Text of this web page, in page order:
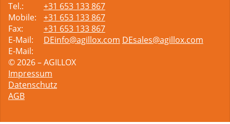
Tel.:
+31 653 133 867
Mobile:
+31 653 133 867
Fax:
+31 653 133 867
E-Mail:
DEinfo@agillox.com
E-Mail:
DEsales@agillox.com
© 2026 – AGILLOX
Impressum
Datenschutz
AGB